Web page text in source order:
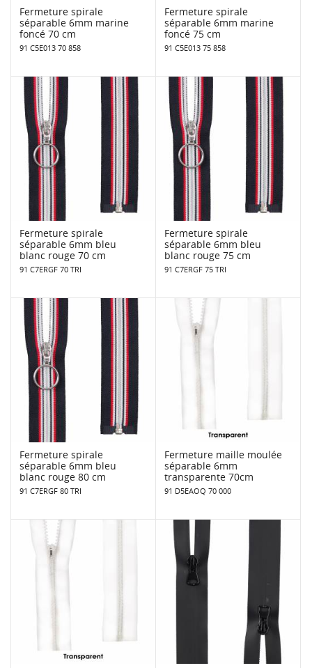
Fermeture spirale
séparable 6mm marine
foncé 70 cm
91 C5E013 70 858
Fermeture spirale
séparable 6mm marine
foncé 75 cm
91 C5E013 75 858
Fermeture spirale
séparable 6mm bleu
blanc rouge 70 cm
91 C7ERGF 70 TRI
Fermeture spirale
séparable 6mm bleu
blanc rouge 75 cm
91 C7ERGF 75 TRI
Fermeture spirale
séparable 6mm bleu
blanc rouge 80 cm
91 C7ERGF 80 TRI
Fermeture maille moulée
séparable 6mm
transparente 70cm
91 D5EAOQ 70 000